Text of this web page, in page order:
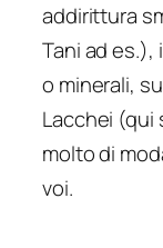
addirittura
Tani ad
o minerali,
Lacchei (qui
molto di
voi.